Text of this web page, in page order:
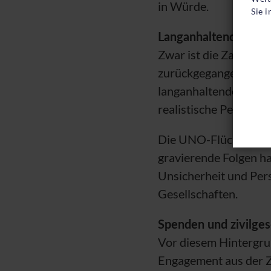
Sie
in Würde.
Langanhaltende
Zwar ist die Zahl der
zurückgegangen.
langanhaltenden
realistische
Die UNO-
gravierende Folgen
Unsicherheit und
Gesellschaften.
Spenden und
Vor diesem
Engagement aus